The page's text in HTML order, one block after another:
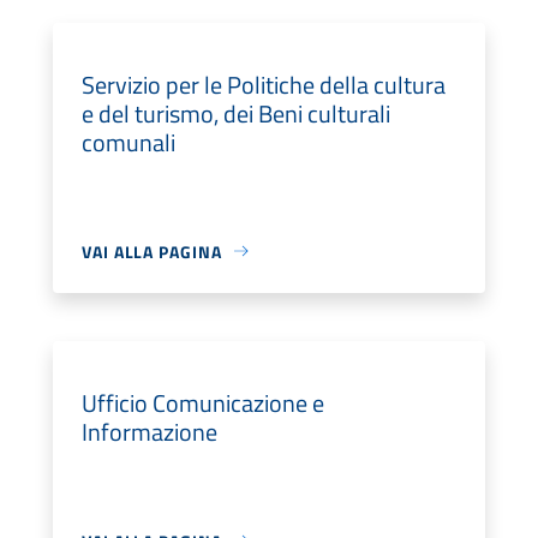
Servizio per le Politiche della cultura
e del turismo, dei Beni culturali
comunali
VAI ALLA PAGINA
Ufficio Comunicazione e
Informazione